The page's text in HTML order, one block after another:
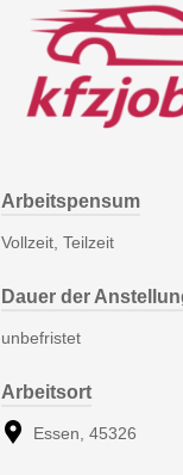
Arbeitspensum
Vollzeit, Teilzeit
Dauer der
unbefristet
Arbeitsort
Essen, 45326